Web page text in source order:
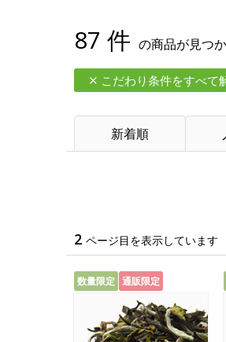
87 件 の商品が見つか
こだわり条件をすべて
新着順
2 ページ目を表示しています
数量限定 通販限定